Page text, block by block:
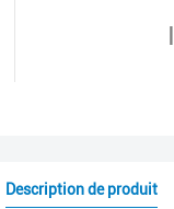
Description de produit